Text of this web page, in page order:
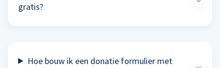
gratis?
Hoe bouw ik een donatie formulier met